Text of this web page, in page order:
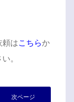
頼はこちらか
。
次ページ